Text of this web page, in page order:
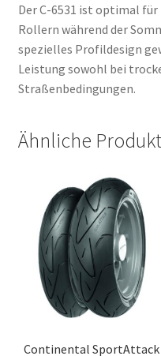
Der C-6531 ist optimal
Rollern während der
spezielles Profildesign
Leistung sowohl bei
Straßenbedingungen.
Ähnliche
Continental SportAttack